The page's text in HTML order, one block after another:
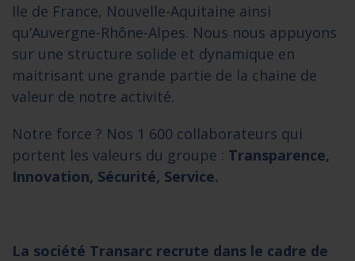
Ile de France, Nouvelle-Aquitaine ainsi
qu’Auvergne-Rhône-Alpes. Nous nous appuyons
sur une structure solide et dynamique en
maitrisant une grande partie de la chaine de
valeur de notre activité.
Notre force ? Nos 1 600 collaborateurs qui
portent les valeurs du groupe : Transparence,
Innovation, Sécurité, Service.
La société Transarc recrute dans le cadre de